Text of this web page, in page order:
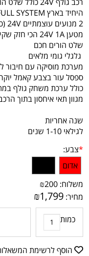
היחיד בארץ 24V FULL SYSTEM(שלא יעבדו עליכם)
2 מנועים עוצמתיים 24V (כל אחד מהם)
מטען 24V 1A הכי חזק שקיים ל24 וולט
שלט הורים חכם
גלגלי גומי מלאים
מערכת מוסיקה עם חיבור
ספסל עור בצבע קאמל
כולל ערכת משחק גולף
מגוון תאי איחסון בתוך
שנה אחריות
לגילאי 1-10 שנים
*צבע:
אדום
משלוח:
₪200
מחיר:
₪1,799
כמות
הוסף לרשימת